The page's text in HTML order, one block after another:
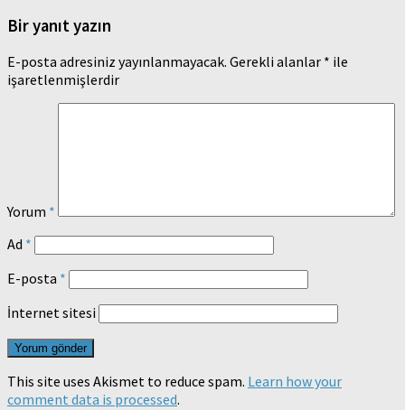
Bir yanıt yazın
E-posta adresiniz yayınlanmayacak. Gerekli alanlar * ile
işaretlenmişlerdir
Yorum *
Ad *
E-posta *
İnternet sitesi
This site uses Akismet to reduce spam. Learn how your
comment data is processed.